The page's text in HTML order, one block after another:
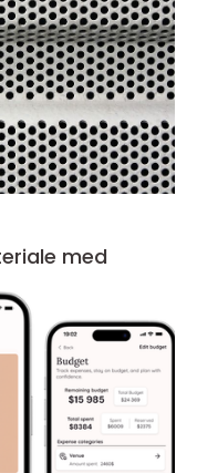
med